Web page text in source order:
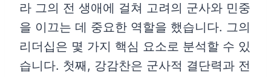
라 그의 전 생애에 걸쳐 고려의 군사와 민중
을 이끄는 데 중요한 역할을 했습니다. 그의
리더십은 몇 가지 핵심 요소로 분석할 수 있
습니다. 첫째, 강감찬은 군사적 결단력과 전